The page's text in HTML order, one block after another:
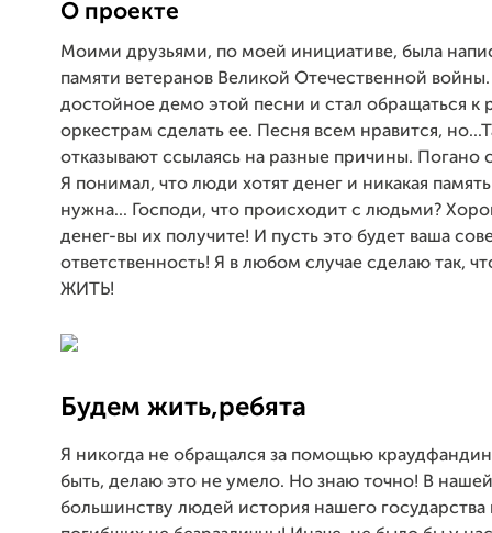
О проекте
Моими друзьями, по моей инициативе, была
памяти ветеранов Великой Отечественной
достойное демо этой песни и стал обращаться к
оркестрам сделать ее. Песня всем нравится,
отказывают ссылаясь на разные причины. Погано
Я понимал, что люди хотят денег и никакая
нужна... Господи, что происходит с людьми?
денег-вы их получите! И пусть это будет ваша
ответственность! Я в любом случае сделаю так,
ЖИТЬ!
Будем жить,ребята
Я никогда не обращался за помощью
быть, делаю это не умело. Но знаю точно! В
большинству людей история нашего государства